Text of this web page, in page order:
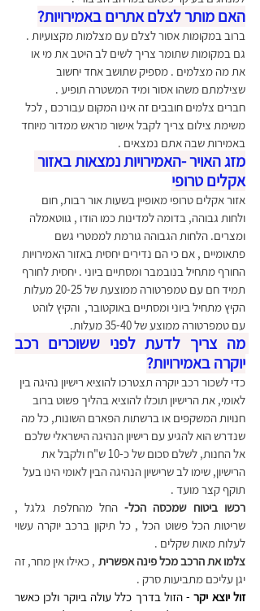
האם מותר לצלם אתרים באמירויות?
ברוב במקומות אסור לצלם עם מצלמות מקצועיות .
גם במקומות שתומר צריך לשים לב היטב את מי או
את מה מצלמים . מספיק שתושב אחד יחשוב
שצילמתם משהו אסור ומיד המשטרה תופיע .
חברים צלמים חובבים זה אינו המקום עבורכם , לכל
משימת צילום צריך לקבל אישור מראש ממדור מיוחד
באמירות שבה אתם נמצאים .
מזג האויר -האמירויות נמצאות באזור
אקלים טרופי
אזור אקלים טרופי מאופיין בשעות אור רבות, חום
ולחות גבוהה, בדומה למדינות כמו הודו , גווטאמלה
ומצרים. הלחות הגבוהה גורמת לממטרי גשם
פתאומיים , אם כי הם נדירים יחסית באזור האמירויות
החורף מתחיל בנובמבר ומסתיים ביוני . יחסית לחורף
תמיד חם עם טמפרטורה ממוצעת של 20-25 מעלות
הקיץ מתחיל ביוני ומסתיים באוקטובר,  והקיץ לוהט
עם טמפרטורה ממוצע של 35-40 מעלות.
יוקרה באמירויות?
כדי לשכור רכב יוקרה תצטרכו להוציא רישיון נהיגה בין
לאומי, את הרישיון תוכלו להוציא בהליך פשוט ברוב
חנויות המשקפים או ברשתות הפארם השונות, כל מה
שנדרש הוא להגיע עם רישיון הנהיגה הישראלי שלכם
אל החנות, לשלם סכום של כ-10 ש"ח ולקבל את
הרישיון, שימו לב שרישיון הנהיגה הבין לאומי הינו בעל
תוקף קצר מועד .
רכשו ביטוח שמכסה הכל-
לעלות מאות שקלים .
צלמו את הרכב מכל פינה אפשרית
יגן עליכם מתביעות סרק .
זול יוצא יקר